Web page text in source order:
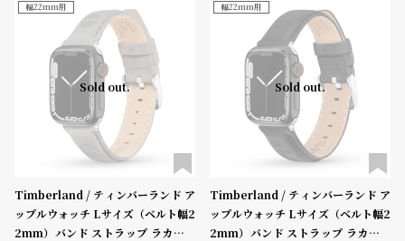
ltra］
（series10以降）］
幅22mm用
Sold out.
Timberland / ティンバーランド ア
ップルウォッチ Lサイズ（ベルト幅2
2mm）バンド ストラップ ラカンド
幅22mm用
Sold out.
Timberland / ティンバーランド ア
ップルウォッチ Lサイズ（ベルト幅2
2mm）バンド ストラップ ラカンド